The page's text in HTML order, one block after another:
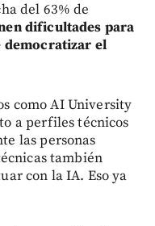
del 63% de
dificultades para
el
como AI University
a perfiles técnicos
las personas
también
con la IA. Eso ya